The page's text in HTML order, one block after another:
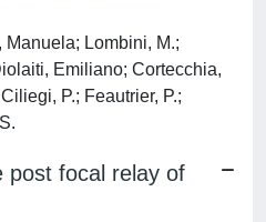
Manuela; Lombini, M.;
Emiliano; Cortecchia,
P.; Feautrier, P.;
post focal relay of